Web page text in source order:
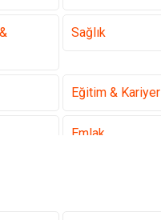
Sağlık
Eğitim & Kariyer
Emlak